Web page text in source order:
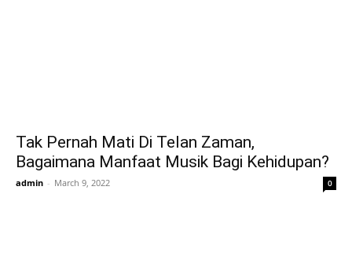
Tak Pernah Mati Di Telan Zaman,
Bagaimana Manfaat Musik Bagi Kehidupan?
admin - March 9, 2022 0